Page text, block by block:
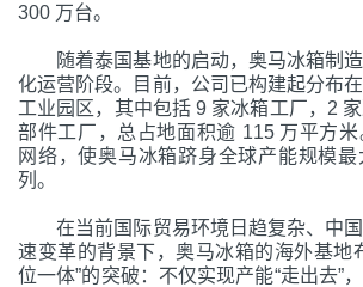
300 万台。
随着泰国基地的启动，奥马冰箱制造
化运营阶段。目前，公司已构建起分布
工业园区，其中包括 9 家冰箱工厂，2
部件工厂，总占地面积逾 115 万平方
网络，使奥马冰箱跻身全球产能规模
列。
在当前国际贸易环境日趋复杂、中国
速变革的背景下，奥马冰箱的海外基地
位一体”的突破：不仅实现产能“走出去”